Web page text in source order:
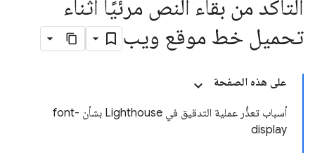
التأكد من بقاء النص مرئيًا أثناء
تحميل خط موقع ويب
على هذه الصفحة
أسباب تعذُّر عملية التدقيق في Lighthouse بشأن font-
display